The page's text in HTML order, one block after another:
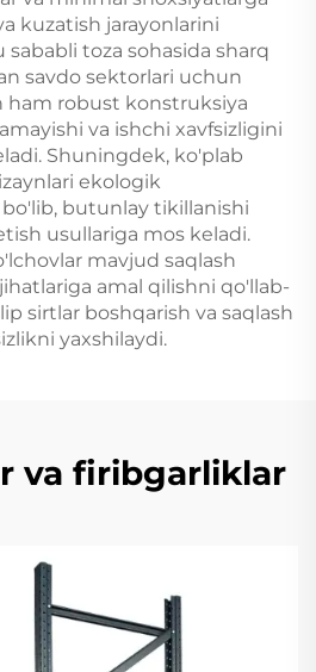
kuzatish jarayonlarini
toza sohasida sharq
savdo sektorlari uchun
ham robust konstruksiya
va ishchi xavfsizligini
Shuningdek, ko'plab
ekologik
butunlay tikillanishi
usullariga mos keladi.
mavjud saqlash
amal qilishni qo'llab-
sirtlar boshqarish va saqlash
yaxshilaydi.
va firibgarliklar